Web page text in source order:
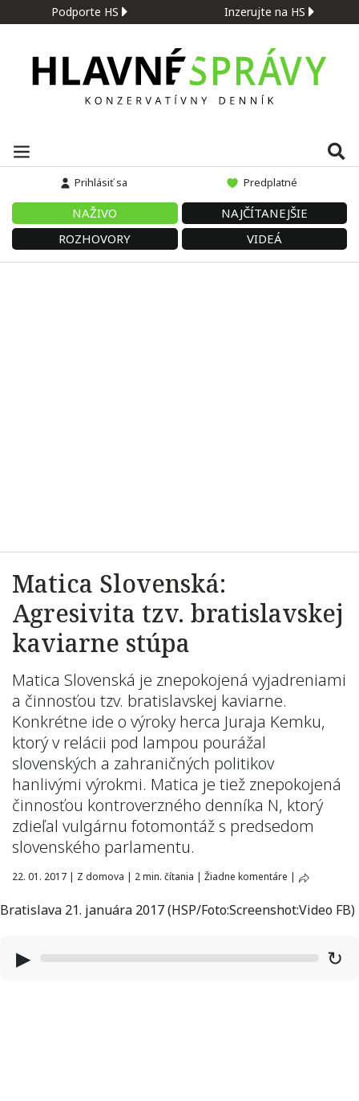
Podporte HS Inzerujte na HS
Prihlásiť sa Predplatné
NAŽIVO
NAJČÍTANEJŠIE
ROZHOVORY
VIDEÁ
Matica Slovenská:
Agresivita tzv. bratislavskej
kaviarne stúpa
Matica Slovenská je znepokojená vyjadreniami
a činnosťou tzv. bratislavskej kaviarne.
Konkrétne ide o výroky herca Juraja Kemku,
ktorý v relácii pod lampou pourážal
slovenských a zahraničných politikov
hanlivými výrokmi. Matica je tiež znepokojená
činnosťou kontroverzného denníka N, ktorý
zdieľal vulgárnu fotomontáž s predsedom
slovenského parlamentu.
22. 01. 2017 | Z domova | 2 min. čítania | Žiadne komentáre |
Bratislava 21. januára 2017 (HSP/Foto:Screenshot:Video FB)
▶ ↻